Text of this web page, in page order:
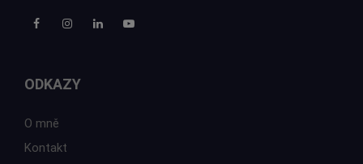
ODKAZY
O mně
Kontakt